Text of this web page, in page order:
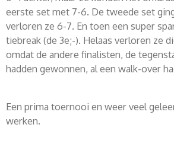
eerste set met 7-6. De tweede set
verloren ze 6-7. En toen een super
tiebreak (de 3e;-). Helaas verloren ze
omdat de andere finalisten, de
hadden gewonnen, al een walk-over
Een prima toernooi en weer veel
werken.